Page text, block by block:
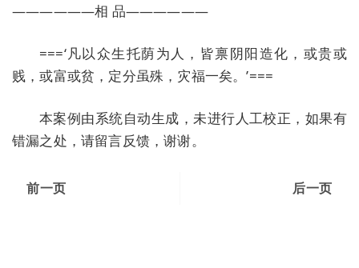
——————相 品——————
===‘凡以众生托荫为人，皆禀阴阳造化，或贵或
贱，或富或贫，定分虽殊，灾福一矣。’===
本案例由系统自动生成，未进行人工校正，如果有
错漏之处，请留言反馈，谢谢。
前一页 后一页